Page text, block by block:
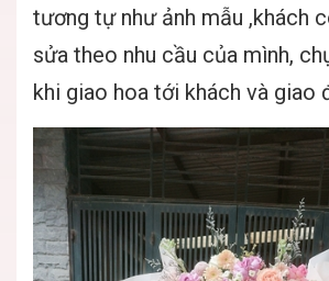
tương tự như ảnh mẫu ,khách
sửa theo nhu cầu của mình,
khi giao hoa tới khách và giao